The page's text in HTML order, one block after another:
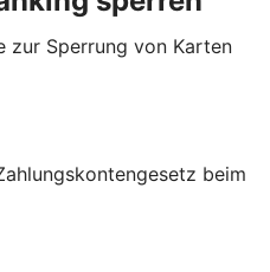
zur Sperrung von Karten
beim